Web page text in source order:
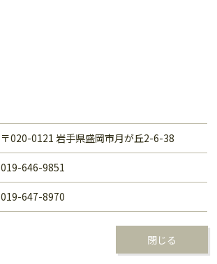
〒020-0121 岩手県盛岡市月が丘2-6-38
019-646-9851
019-647-8970
閉じる